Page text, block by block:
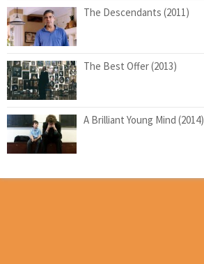
The Descendants (2011)
The Best Offer (2013)
A Brilliant Young Mind (2014)